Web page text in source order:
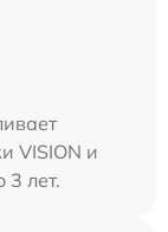
VISION и
3 лет.